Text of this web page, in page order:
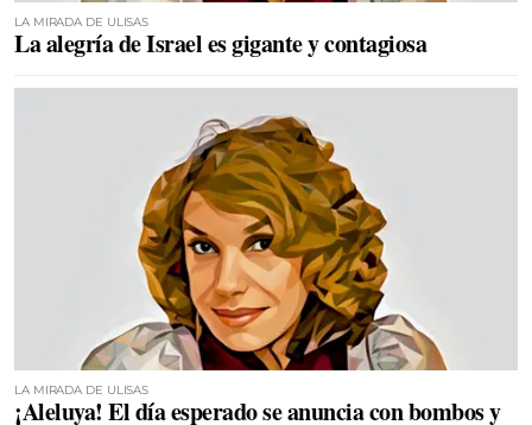
LA MIRADA DE ULISAS
La alegría de Israel es gigante y contagiosa
LA MIRADA DE ULISAS
¡Aleluya! El día esperado se anuncia con bombos y